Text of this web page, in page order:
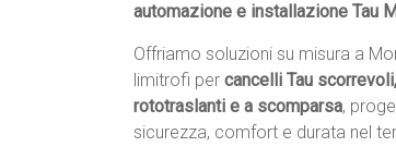
automazione e installazione Tau
Offriamo soluzioni su misura a
limitrofi per cancelli Tau
rototraslanti e a scomparsa,
sicurezza, comfort e durata nel